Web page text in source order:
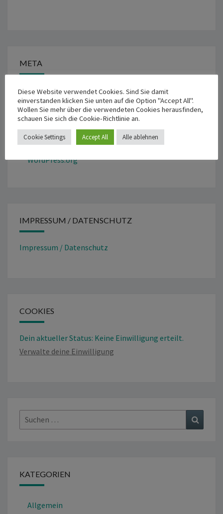
META
Anmelden
Eintrags-Feed
Kommentar-Feed
WordPress.org
IMPRESSUM / DATENSCHUTZ
Impressum / Datenschutz
COOKIES
Dein aktueller Status: Keine Einwilligung erteilt.
Verwalte deine Einwilligung
Suchen
nach:
KATEGORIEN
Allgemein
Diese Website verwendet Cookies. Sind Sie damit
einverstanden klicken Sie unten auf die Option "Accept All".
Wollen Sie mehr über die verwendeten Cookies herausfinden,
schauen Sie sich die Cookie-Richtlinie an.
Cookie Settings Accept All Alle ablehnen